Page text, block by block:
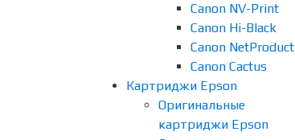
Canon NV-Print
Canon Hi-Black
Canon NetProduct
Canon Cactus
Картриджи Epson
Оригинальные
картриджи Epson